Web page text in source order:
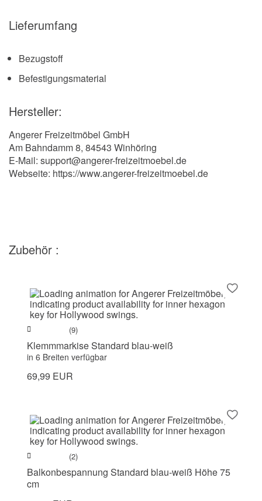
Lieferumfang
Bezugstoff
Befestigungsmaterial
Hersteller:
Angerer Freizeitmöbel GmbH
Am Bahndamm 8, 84543 Winhöring
E-Mail: support@angerer-freizeitmoebel.de
Webseite: https://www.angerer-freizeitmoebel.de
Zubehör :
(9)
Klemmmarkise Standard blau-weiß
in 6 Breiten verfügbar
69,99 EUR
(2)
Balkonbespannung Standard blau-weiß Höhe 75
cm